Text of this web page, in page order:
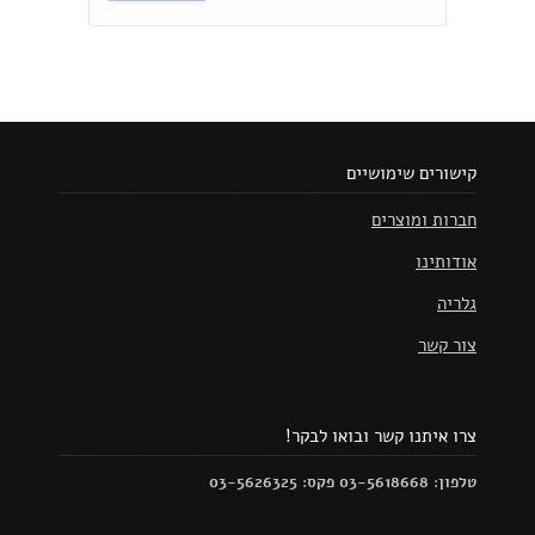
קישורים שימושיים
חברות ומוצרים
אודותינו
גלריה
צור קשר
צרו איתנו קשר ובואו לבקר!
טלפון: 03-5618668 פקס: 03-5626325